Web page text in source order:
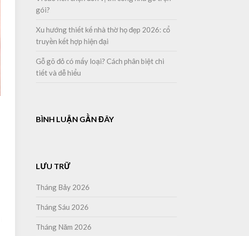
gói?
Xu hướng thiết kế nhà thờ họ đẹp 2026: cổ
truyền kết hợp hiện đại
Gỗ gõ đỏ có mấy loại? Cách phân biệt chi
tiết và dễ hiểu
BÌNH LUẬN GẦN ĐÂY
LƯU TRỮ
Tháng Bảy 2026
Tháng Sáu 2026
Tháng Năm 2026